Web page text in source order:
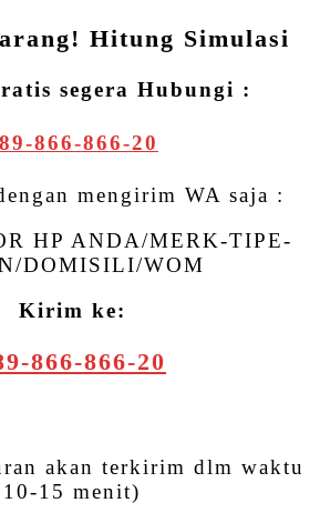
Hitung Simulasi
segera Hubungi :
866-866-20
mengirim WA saja :
HP ANDA/MERK-TIPE-
DOMISILI/WOM
Kirim ke:
866-866-20
akan terkirim dlm waktu
10-15 menit)